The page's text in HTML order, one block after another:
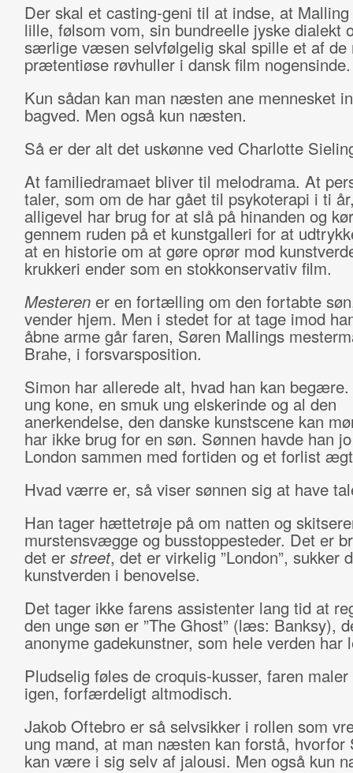
Der skal et casting-geni til at indse, at
lille, følsom vom, sin bundreelle jyske dialekt
særlige væsen selvfølgelig skal spille et af de
prætentiøse røvhuller i dansk film nogensinde.
Kun sådan kan man næsten ane mennesket
bagved. Men også kun næsten.
Så er der alt det uskønne ved Charlotte
At familiedramaet bliver til melodrama. At
taler, som om de har gået til psykoterapi i ti
alligevel har brug for at slå på hinanden og
gennem ruden på et kunstgalleri for at
at en historie om at gøre oprør mod
krukkeri ender som en stokkonservativ film.
Mesteren er en fortælling om den fortabte
vender hjem. Men i stedet for at tage imod
åbne arme går faren, Søren Mallings
Brahe, i forsvarsposition.
Simon har allerede alt, hvad han kan
ung kone, en smuk ung elskerinde og al den
anerkendelse, den danske kunstscene kan
har ikke brug for en søn. Sønnen havde han
London sammen med fortiden og et forlist
Hvad værre er, så viser sønnen sig at have
Han tager hættetrøje på om natten og
murstensvægge og busstoppesteder. Det er
det er street, det er virkelig ”London”, sukker
kunstverden i benovelse.
Det tager ikke farens assistenter lang tid at
den unge søn er ”The Ghost” (læs: Banksy),
anonyme gadekunstner, som hele verden har
Pludselig føles de croquis-kusser, faren
igen, forfærdeligt altmodisch.
Jakob Oftebro er så selvsikker i rollen som
ung mand, at man næsten kan forstå, hvorfor
kan være i sig selv af jalousi. Men også kun